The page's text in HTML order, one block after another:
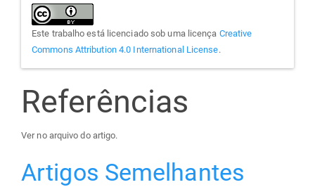
Este trabalho está licenciado sob uma licença Creative
Commons Attribution 4.0 International License.
Referências
Ver no arquivo do artigo.
Artigos Semelhantes